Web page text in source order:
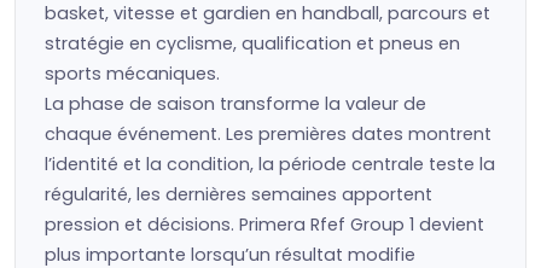
basket, vitesse et gardien en handball, parcours et
stratégie en cyclisme, qualification et pneus en
sports mécaniques.
La phase de saison transforme la valeur de
chaque événement. Les premières dates montrent
l’identité et la condition, la période centrale teste la
régularité, les dernières semaines apportent
pression et décisions. Primera Rfef Group 1 devient
plus importante lorsqu’un résultat modifie